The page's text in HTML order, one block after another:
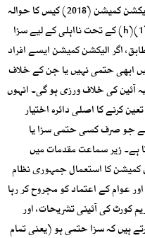
انہوں نے سپریم کورٹ کے نواز شریف بنام الیکشن کمیشن (2018) کیس کا حوالہ
دیا جس میں واضح کیا گیا تھا کہ آرٹیکل 63(1)(h) کے تحت نااہلی کے لیے سزا
اگر الیکشن کمیشن ایسے افراد
ابھی حتمی نہیں یا جن کے خلاف
آئین کی خلاف ورزی ہو گی۔ انہوں
کرنے کا اصلی دائرہ اختیار
ہے جو صرف کسی حتمی سزا یا
ہے۔ زیر سماعت مقدمات میں
کمیشن کا استعمال جمہوری نظام
عوام کے اعتماد کو مجروح کر رہا
کورٹ کی آئینی تشریحات، اور
ہیں کہ سزا حتمی ہو (یعنی تمام